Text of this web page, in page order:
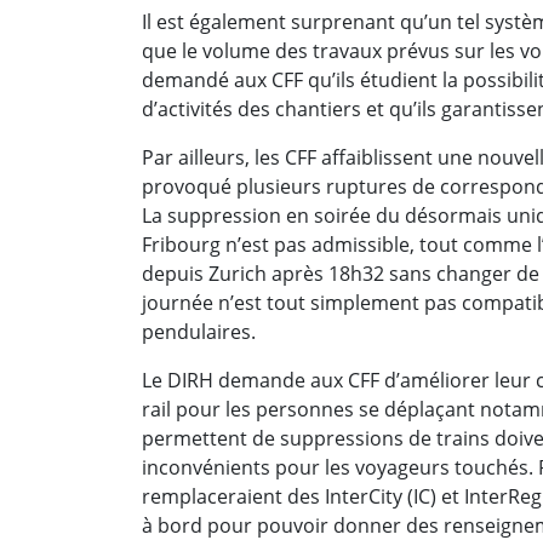
Il est également surprenant qu’un tel
que le volume des travaux prévus sur les
demandé aux CFF qu’ils étudient la
d’activités des chantiers et qu’ils
Par ailleurs, les CFF affaiblissent une
provoqué plusieurs ruptures de
La suppression en soirée du désormais
Fribourg n’est pas admissible, tout
depuis Zurich après 18h32 sans changer
journée n’est tout simplement pas
pendulaires.
Le DIRH demande aux CFF d’améliorer
rail pour les personnes se déplaçant
permettent de suppressions de trains
inconvénients pour les voyageurs touchés.
remplaceraient des InterCity (IC) et
à bord pour pouvoir donner des